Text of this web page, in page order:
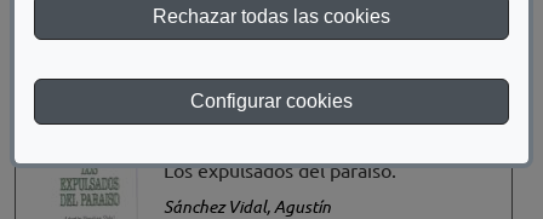
Rechazar todas las cookies
Configurar cookies
literatura hispánica
Cruz de Mendizábal, Juan
Colección Letras Diferentes
Los expulsados del paraíso.
Sánchez Vidal, Agustín